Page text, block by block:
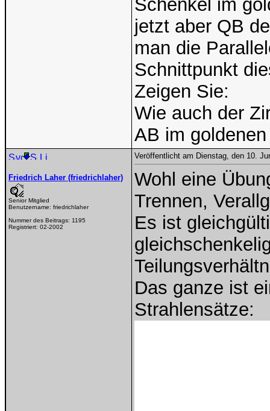
Schenkel im
jetzt aber QB
man die
Schnittpunkt
Zeigen Sie:
Wie auch der
AB im
Friedrich Laher (friedrichlaher)
Senior Mitglied
Benutzername: friedrichlaher
Nummer des Beitrags: 1195
Registriert: 02-2002
Veröffentlicht am Dienstag, den 10.
Wohl eine
Trennen,
Es ist
Das ganze ist
Strahlensätze: